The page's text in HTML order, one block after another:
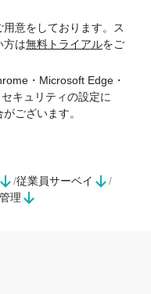
意をしております。ス
方は無料トライアルをご
・Microsoft Edge・
キュリティの設定に
ございます。
/従業員サーベイ
/
理